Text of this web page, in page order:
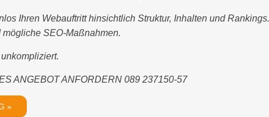
Ihren Webauftritt hinsichtlich Struktur, Inhalten und
SEO-Maßnahmen.
ANGEBOT ANFORDERN 089 237150-57
»